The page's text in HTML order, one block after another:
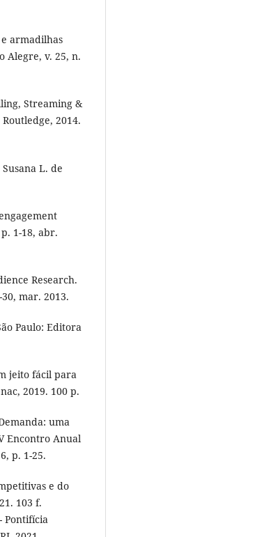
e armadilhas
Alegre, v. 25, n.
Streaming &
2014.
L. de
1-18, abr.
Research.
mar. 2013.
Paulo: Editora
jeito fácil para
2019. 100 p.
uma
Encontro Anual
p. 1-25.
e do
103 f.
Pontifícia